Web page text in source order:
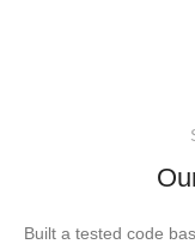
Built a tested code